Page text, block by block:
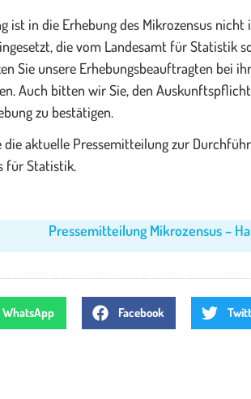
ist in die Erhebung des Mikrozensus
die vom Landesamt für Statistik
Sie unsere Erhebungsbeauftragten bei
Auch bitten wir Sie, den
zu bestätigen.
aktuelle Pressemitteilung zur
für Statistik.
Pressemitteilung Mikrozensus –
WhatsApp Facebook